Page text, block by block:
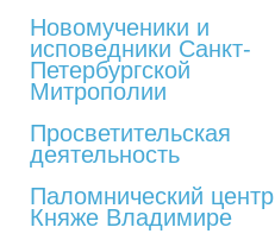
Новомученики и
исповедники Санкт-
Петербургской
Митрополии
Просветительская
деятельность
Паломнический центр
Княже Владимире